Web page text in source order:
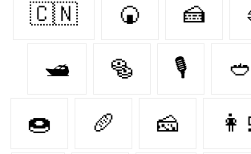
🇨🇳 🍘 🍰
🛥 🥯 🎙 🥙
🍩 🥖 🧀